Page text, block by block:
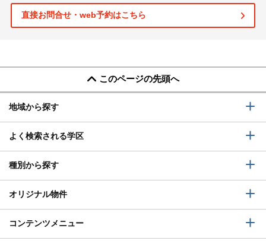
直接お問合せ・web予約はこちら
このページの先頭へ
地域から探す
よく検索される学区
種別から探す
オリジナル物件
コンテンツメニュー